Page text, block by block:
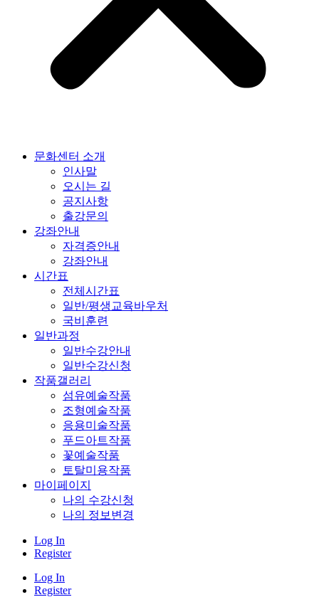
문화센터 소개
인사말
오시는 길
공지사항
출강문의
강좌안내
자격증안내
강좌안내
시간표
전체시간표
일반/평생교육바우처
국비훈련
일반과정
일반수강안내
일반수강신청
작품갤러리
섬유예술작품
조형예술작품
응용미술작품
푸드아트작품
꽃예술작품
토탈미용작품
마이페이지
나의 수강신청
나의 정보변경
Log In
Register
Log In
Register